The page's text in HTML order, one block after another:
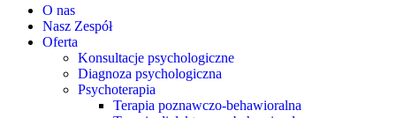
O nas
Nasz Zespół
Oferta
Konsultacje psychologiczne
Diagnoza psychologiczna
Psychoterapia
Terapia poznawczo-behawioralna